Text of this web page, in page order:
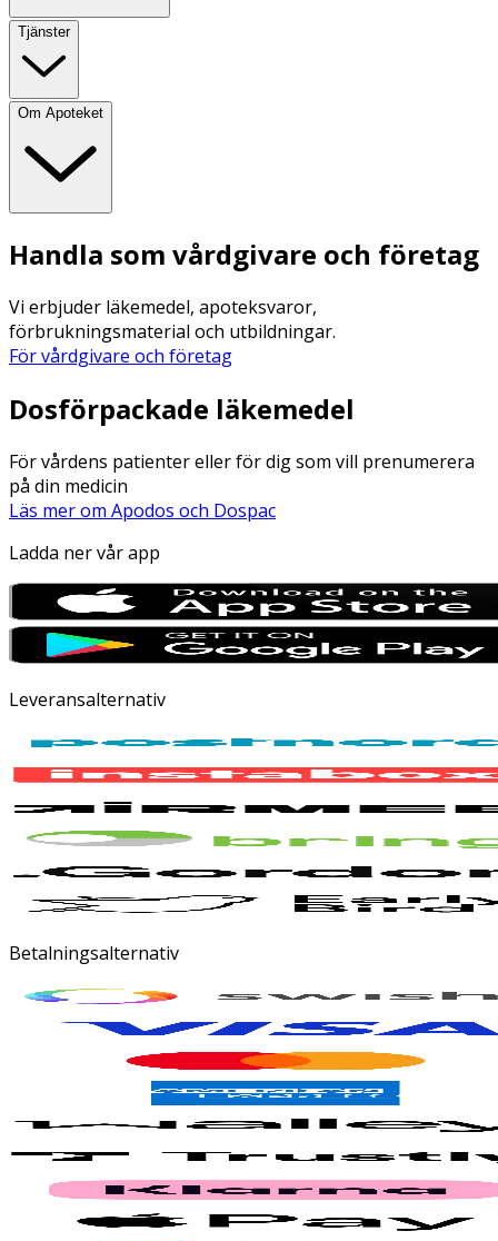
Tjänster
Om Apoteket
Handla som vårdgivare och företag
Vi erbjuder läkemedel, apoteksvaror,
förbrukningsmaterial och utbildningar.
För vårdgivare och företag
Dosförpackade läkemedel
För vårdens patienter eller för dig som vill prenumerera
på din medicin
Läs mer om Apodos och Dospac
Ladda ner vår app
Leveransalternativ
Betalningsalternativ